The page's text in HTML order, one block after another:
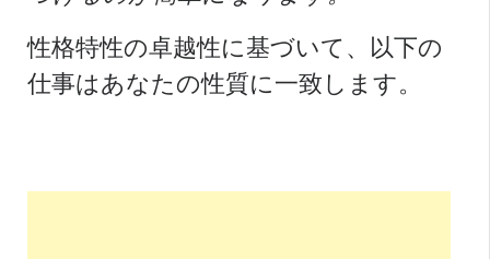
性格特性の卓越性に基づいて、以下の
仕事はあなたの性質に一致します。